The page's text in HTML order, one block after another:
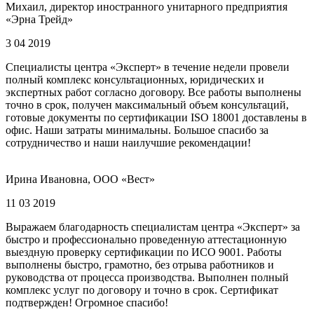
Михаил, директор иностранного унитарного предприятия
«Эрна Трейд»
3 04 2019
Специалисты центра «Эксперт» в течение недели провели
полный комплекс консультационных, юридических и
экспертных работ согласно договору. Все работы выполнены
точно в срок, получен максимальный объем консультаций,
готовые документы по сертификации ISO 18001 доставлены в
офис. Наши затраты минимальны. Большое спасибо за
сотрудничество и наши наилучшие рекомендации!
Ирина Ивановна, ООО «Вест»
11 03 2019
Выражаем благодарность специалистам центра «Эксперт» за
быстро и профессионально проведенную аттестационную
выездную проверку сертификации по ИСО 9001. Работы
выполнены быстро, грамотно, без отрыва работников и
руководства от процесса производства. Выполнен полный
комплекс услуг по договору и точно в срок. Сертификат
подтвержден! Огромное спасибо!